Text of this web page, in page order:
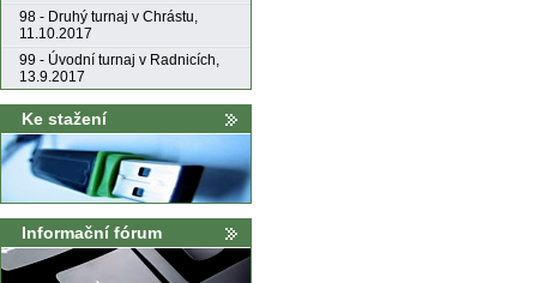
98 - Druhý turnaj v Chrástu,
11.10.2017
99 - Úvodní turnaj v Radnicích,
13.9.2017
Ke stažení
Informační fórum